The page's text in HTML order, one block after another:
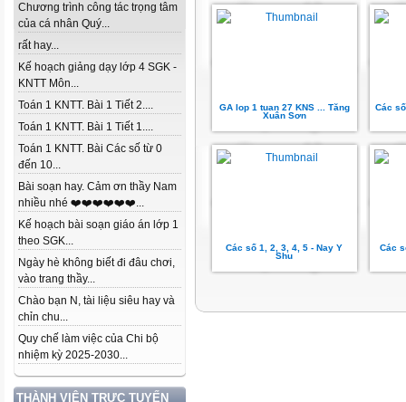
Chương trình công tác trọng tâm
của cá nhân Quý...
rất hay...
Kế hoạch giảng dạy lớp 4 SGK -
KNTT Môn...
Toán 1 KNTT. Bài 1 Tiết 2....
Toán 1 KNTT. Bài 1 Tiết 1....
Toán 1 KNTT. Bài Các số từ 0
đến 10...
Bài soạn hay. Cảm ơn thầy Nam
nhiều nhé ❤️❤️❤️❤️❤️❤️...
Kế hoạch bài soạn giáo án lớp 1
theo SGK...
Ngày hè không biết đi đâu chơi,
vào trang thầy...
Chào bạn N, tài liệu siêu hay và
chỉn chu...
Quy chế làm việc của Chi bộ
nhiệm kỳ 2025-2030...
THÀNH VIÊN TRỰC TUYẾN
GA lop 1 tuan 27 KNS ... Tăng
Xuân Sơn
Các
Các số 1, 2, 3, 4, 5 - Nay Y
Shu
Các